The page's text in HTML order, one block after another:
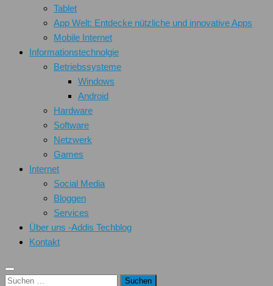
Tablet
App Welt: Entdecke nützliche und innovative Apps
Mobile Internet
Informationstechnolgie
Betriebssysteme
Windows
Android
Hardware
Software
Netzwerk
Games
Internet
Social Media
Bloggen
Services
Über uns -Addis Techblog
Kontakt
Suchen